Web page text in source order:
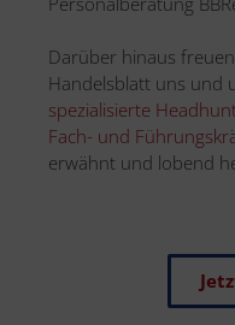
Darüber hinaus
Handelsblatt uns und
spezialisierte
Fach- und
erwähnt und lobend